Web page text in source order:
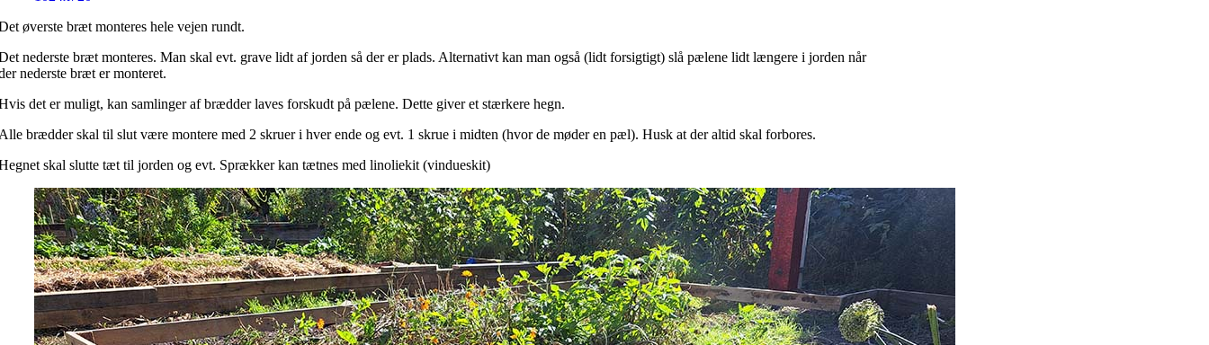
øverste bræt monteres hele vejen rundt.
nederste bræt monteres. Man skal evt. grave lidt af jorden så der er plads. Alternativt kan man også (lidt forsigtigt) slå pælene lidt længere i jorden når
nederste bræt er monteret.
det er muligt, kan samlinger af brædder laves forskudt på pælene. Dette giver et stærkere hegn.
brædder skal til slut være montere med 2 skruer i hver ende og evt. 1 skrue i midten (hvor de møder en pæl). Husk at der altid skal forbores.
skal slutte tæt til jorden og evt. Sprækker kan tætnes med linoliekit (vindueskit)